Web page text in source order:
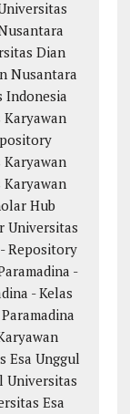
Dian
Nusantara
Indonesia
Karyawan
Karyawan
Karyawan
Hub
Universitas
Repository
-
- Kelas
Esa Unggul
Universitas
Esa